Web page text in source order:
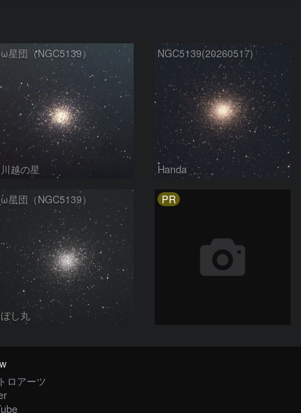
ω星団（NGC5139）
川越の星
NGC5139(20260517)
Handa
ω星団（NGC5139）
ほし丸
PR
ロアーツ